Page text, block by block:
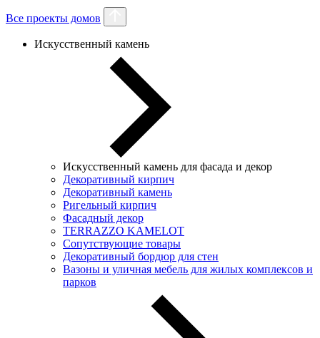
Все проекты домов
Искусственный камень
Искусственный камень для фасада и декор
Декоративный кирпич
Декоративный камень
Ригельный кирпич
Фасадный декор
TERRAZZO KAMELOT
Сопутствующие товары
Декоративный бордюр для стен
Вазоны и уличная мебель для жилых комплексов и
парков